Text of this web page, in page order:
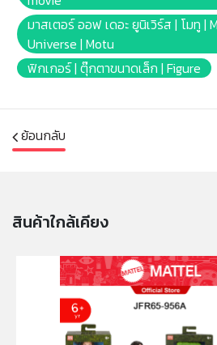
การตั้งค่าการแสดงผลสีของแต่ละห
คำเตือน/ข้อห้าม:
ห้ามแยกชิ้นส่วนออกจากกัน ชิ้นส่วนมีข
และขว้างปา
มาสเตอร์ ออฟ เดอะ ยูนิเวิร์ส | โมทู |
Universe | Motu
ฟิกเกอร์ | ตุ๊กตาขนาดเล็ก | Figure
ย้อนกลับ
สินค้าใกล้เคียง